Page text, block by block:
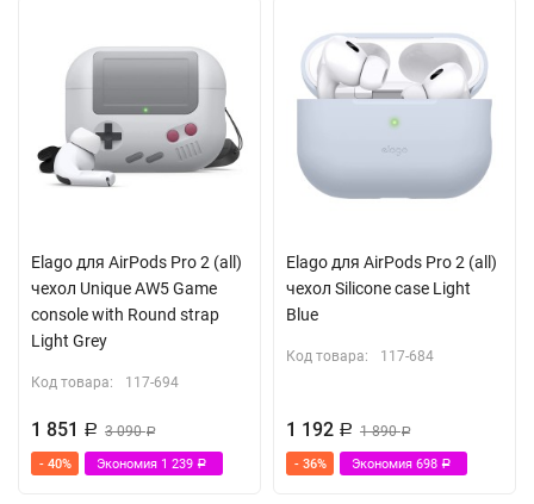
Elago для AirPods Pro 2 (all)
чехол Unique AW5 Game
console with Round strap
Light Grey
Код товара: 117-694
1 851 Р 3 090Р
- 40% Экономия 1 239 Р
Elago для AirPods Pro 2 (all)
чехол Silicone case Light
Blue
Код товара: 117-684
1 192 Р 1 890Р
- 36% Экономия 698 Р